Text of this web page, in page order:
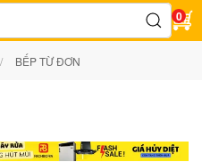
0
BẾP TỪ ĐƠN